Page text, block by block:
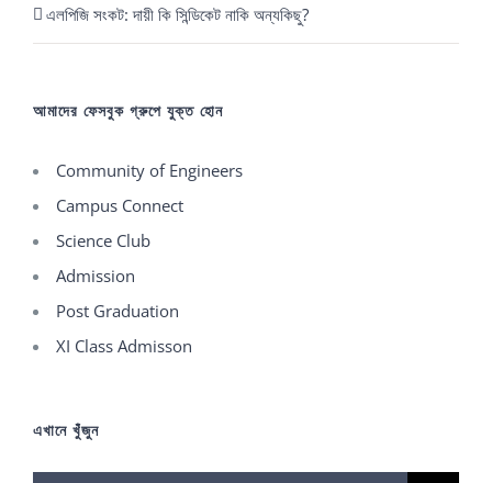
এলপিজি সংকট: দায়ী কি সিন্ডিকেট নাকি অন্যকিছু?
আমাদের ফেসবুক গ্রুপে যুক্ত হোন
Community of Engineers
Campus Connect
Science Club
Admission
Post Graduation
XI Class Admisson
এখানে খুঁজুন